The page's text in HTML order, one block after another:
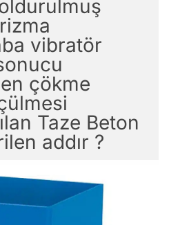
vibratör
çökme
Taze Beton
addır ?